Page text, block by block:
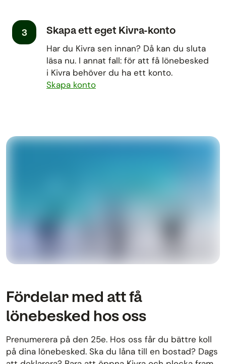
3 Skapa ett eget Kivra-konto
Har du Kivra sen innan? Då kan du sluta
läsa nu. I annat fall: för att få lönebesked
i Kivra behöver du ha ett konto.
Skapa konto
Fördelar med att få
lönebesked hos oss
Prenumerera på den 25e. Hos oss får du bättre koll
på dina lönebesked. Ska du låna till en bostad? Dags